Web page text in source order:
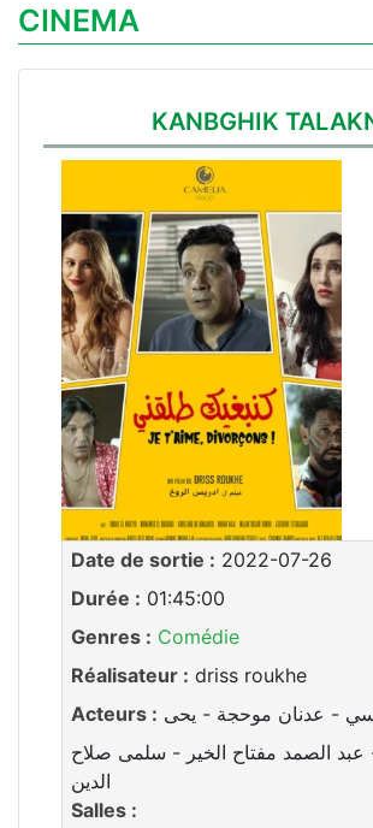
CINEMA
KANBGHIK
Date de sortie : 2022-07-26
Durée : 01:45:00
Genres : Comédie
Réalisateur : driss roukhe
Acteurs : - عدنان موحجة - يحى
عبد الصمد مفتاح الخير - سلمى صلاح
الدين
Salles :